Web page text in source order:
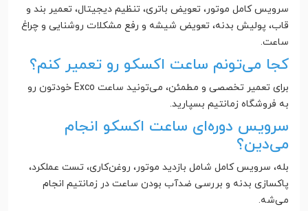
سرویس کامل موتور، تعویض باتری، تنظیم دیجیتال، تعمیر بند و
قاب، پولیش بدنه، تعویض شیشه و رفع مشکلات روشنایی و چراغ
ساعت.
کجا می‌تونم ساعت اکسکو رو تعمیر کنم؟
برای تعمیر تخصصی و مطمئن، می‌تونید ساعت Exco خودتون رو
به فروشگاه زمانتیم بسپارید.
سرویس دوره‌ای ساعت اکسکو انجام
می‌دین؟
بله، سرویس کامل شامل بازدید موتور، روغن‌کاری، تست عملکرد،
پاکسازی بدنه و بررسی ضدآب بودن ساعت در زمانتیم انجام
می‌شه.